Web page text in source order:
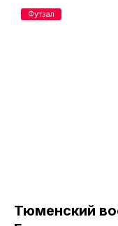
Тюменский
Футзал